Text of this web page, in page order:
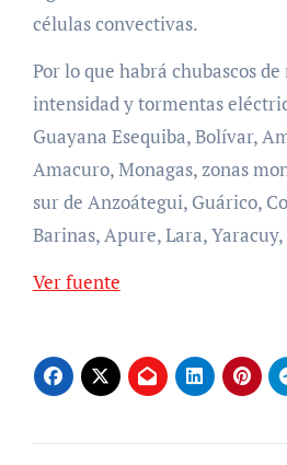
células convectivas.
Por lo que habrá chubascos de
intensidad y tormentas
Guayana Esequiba, Bolívar,
Amacuro, Monagas, zonas
sur de Anzoátegui, Guárico,
Barinas, Apure, Lara,
Ver fuente